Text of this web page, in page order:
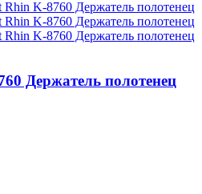
Держатель полотенец